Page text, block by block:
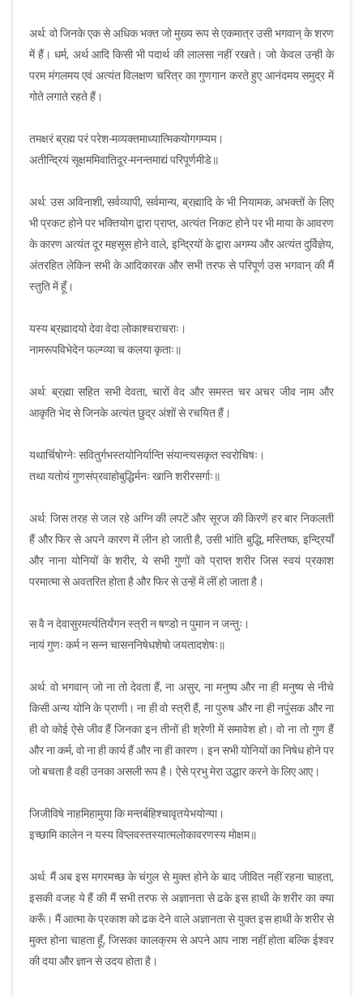
अर्थ: वो जिनके एक से अधिक भक्त जो मुख्य रूप से एकमात्र उसी भगवान् के शरण
में हैं। धर्म, अर्थ आदि किसी भी पदार्थ की लालसा नहीं रखते। जो केवल उन्ही के
परम मंगलमय एवं अत्यंत विलक्षण चरित्र का गुणगान करते हुए आनंदमय समुद्र में
गोते लगाते रहते हैं।
तमक्षरं ब्रह्म परं परेश-मव्यक्तमाध्यात्मिकयोगगम्यम।
अतीन्द्रियं सूक्षममिवातिदूर-मनन्तमाद्यं परिपूर्णमीडे॥
अर्थ: उस अविनाशी, सर्वव्यापी, सर्वमान्य, ब्रह्मादि के भी नियामक, अभक्तों के लिए
भी प्रकट होने पर भक्तियोग द्वारा प्राप्त, अत्यंत निकट होने पर भी माया के आवरण
के कारण अत्यंत दूर महसूस होने वाले, इन्द्रियों के द्वारा अगम्य और अत्यंत दुर्विज्ञेय,
अंतरहित लेकिन सभी के आदिकारक और सभी तरफ से परिपूर्ण उस भगवान् की मैं
स्तुति में हूँ।
यस्य ब्रह्मादयो देवा वेदा लोकाश्चराचराः।
नामरूपविभेदेन फल्ग्व्या च कलया कृताः॥
अर्थ: ब्रह्मा सहित सभी देवता, चारों वेद और समस्त चर अचर जीव नाम और
आकृति भेद से जिनके अत्यंत छुद्र अंशों से रचयित हैं।
यथार्चिषोग्नेः सवितुर्गभस्तयोनिर्यान्ति संयान्त्यसकृत स्वरोचिषः।
तथा यतोयं गुणसंप्रवाहोबुद्धिर्मनः खानि शरीरसर्गाः॥
अर्थ: जिस तरह से जल रहे अग्नि की लपटें और सूरज की किरणें हर बार निकलती
हैं और फिर से अपने कारण में लीन हो जाती है, उसी भांति बुद्धि, मस्तिष्क, इन्द्रियाँ
और नाना योनियों के शरीर, ये सभी गुणों को प्राप्त शरीर जिस स्वयं प्रकाश
परमात्मा से अवतरित होता है और फिर से उन्हें में लीं हो जाता है।
स वै न देवासुरमर्त्यतिर्यंगन स्त्री न षण्डो न पुमान न जन्तुः।
नायं गुणः कर्म न सन्न चासननिषेधशेषो जयतादशेषः॥
अर्थ: वो भगवान् जो ना तो देवता हैं, ना असुर, ना मनुष्य और ना ही मनुष्य से नीचे
किसी अन्य योनि के प्राणी। ना ही वो स्त्री हैं, ना पुरुष और ना ही नपुंसक और ना
ही वो कोई ऐसे जीव हैं जिनका इन तीनों ही श्रेणी में समावेश हो। वो ना तो गुण हैं
और ना कर्म, वो ना ही कार्य हैं और ना ही कारण। इन सभी योनियों का निषेध होने पर
जो बचता है वही उनका असली रूप है। ऐसे प्रभु मेरा उद्धार करने के लिए आए।
जिजीविषे नाहमिहामुया कि मन्तर्बहिश्चावृतयेभयोन्या।
इच्छामि कालेन न यस्य विप्लवस्तस्यात्मलोकावरणस्य मोक्षम॥
अर्थ: मैं अब इस मगरमच्छ के चंगुल से मुक्त होने के बाद जीवित नहीं रहना चाहता,
इसकी वजह ये हैं की मैं सभी तरफ से अज्ञानता से ढके इस हाथी के शरीर का क्या
करूँ। मैं आत्मा के प्रकाश को ढक देने वाले अज्ञानता से युक्त इस हाथी के शरीर से
मुक्त होना चाहता हूँ, जिसका कालक्रम से अपने आप नाश नहीं होता बल्कि ईश्वर
की दया और ज्ञान से उदय होता है।